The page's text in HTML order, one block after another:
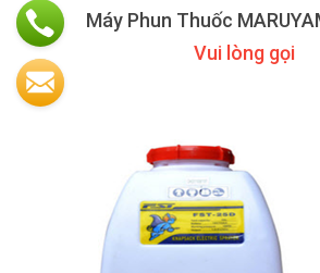
Máy Phun Thuốc
Vui lòng gọi